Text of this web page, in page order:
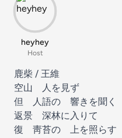
heyhey
Host
鹿柴 / 王維
空山 人を見ず
但 人語の 響きを聞く
返景 深林に入りて
復 靑苔の 上を照らす